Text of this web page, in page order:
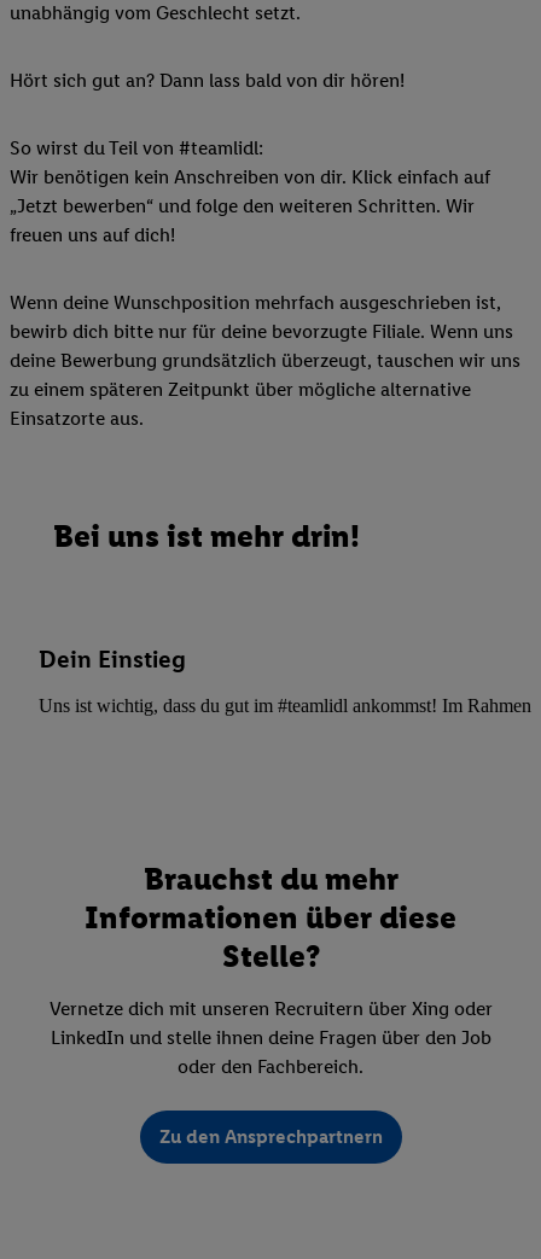
unabhängig vom Geschlecht setzt.
Hört sich gut an? Dann lass bald von dir hören!
So wirst du Teil von #teamlidl:
Wir benötigen kein Anschreiben von dir. Klick einfach auf
„Jetzt bewerben“ und folge den weiteren Schritten. Wir
freuen uns auf dich!
Wenn deine Wunschposition mehrfach ausgeschrieben ist,
bewirb dich bitte nur für deine bevorzugte Filiale. Wenn uns
deine Bewerbung grundsätzlich überzeugt, tauschen wir uns
zu einem späteren Zeitpunkt über mögliche alternative
Einsatzorte aus.
Bei uns ist mehr drin!
Dein Einstieg
Uns ist wichtig, dass du gut im #teamlidl ankommst! Im Rahmen
Brauchst du mehr
Informationen über diese
Stelle?
Vernetze dich mit unseren Recruitern über Xing oder
LinkedIn und stelle ihnen deine Fragen über den Job
oder den Fachbereich.
Zu den Ansprechpartnern